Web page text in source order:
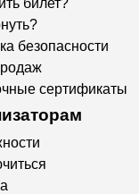
безопасности
сертификаты